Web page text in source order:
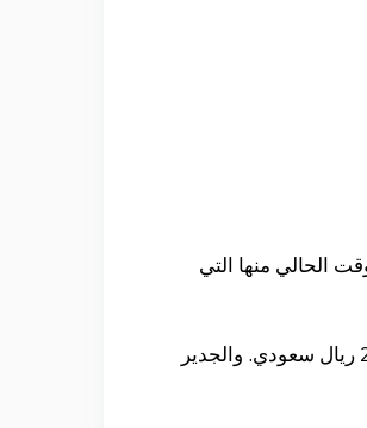
الحالي منها التي
ولكن بشكل عام، يمكن القول أن متوسط الأسعار يبدأ من حوالي 200 ريال سعودي تقريبا وتصل بعض الأنواع الأخرى إلى أكثر من 250 ريال سعودي. والجدير